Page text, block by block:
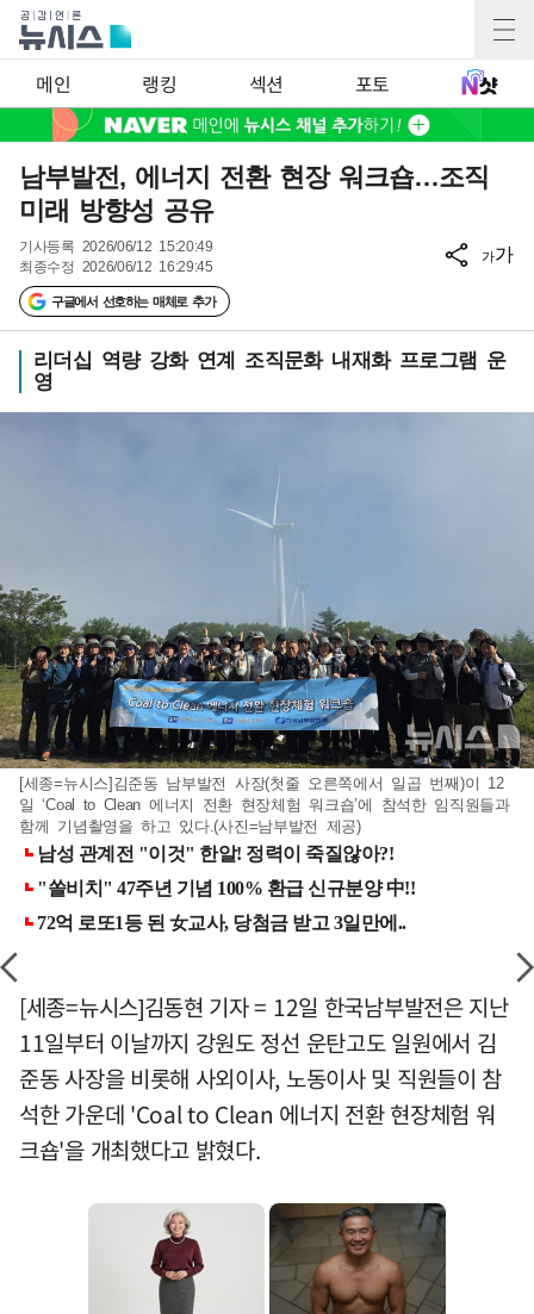
메인 랭킹 섹션 포토
남부발전, 에너지 전환 현장 워크숍…조직
미래 방향성 공유
기사등록 2026/06/12 15:20:49
최종수정 2026/06/12 16:29:45
구글에서 선호하는 매체로 추가
가가
리더십 역량 강화 연계 조직문화 내재화 프로그램 운
영
[세종=뉴시스]김준동 남부발전 사장(첫줄 오른쪽에서 일곱 번째)이 12
일 ‘Coal to Clean 에너지 전환 현장체험 워크숍’에 참석한 임직원들과
함께 기념촬영을 하고 있다.(사진=남부발전 제공)
[세종=뉴시스]김동현 기자 = 12일 한국남부발전은 지난
11일부터 이날까지 강원도 정선 운탄고도 일원에서 김
준동 사장을 비롯해 사외이사, 노동이사 및 직원들이 참
석한 가운데 'Coal to Clean 에너지 전환 현장체험 워
크숍'을 개최했다고 밝혔다.